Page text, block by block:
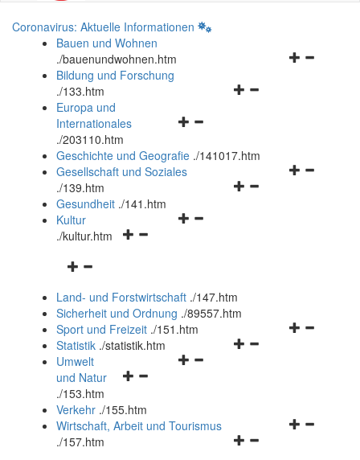
Coronavirus: Aktuelle Informationen
Bauen und Wohnen
./bauenundwohnen.htm
Navigationsmenü
Bildung und Forschung
./133.htm
Navigationsmenü
und
schließen
Europa und
Internationales
./203110.htm
Geschichte und Geografie ./141017.htm
Navigationsmenü
Gesellschaft und Soziales
./139.htm
Navigationsmenü
Gesundheit ./141.htm
Navigationsmenü
Kultur
./kultur.htm
Navigationsmenü
und
schließen
Land- und Forstwirtschaft ./147.htm
Sicherheit und Ordnung ./89557.htm
Navigationsmenü
Sport und Freizeit ./151.htm
Navigationsmenü
Statistik ./statistik.htm
Navigationsmenü
und
schließen
Umwelt
und Natur
./153.htm
Verkehr ./155.htm
Navigationsmenü
Wirtschaft, Arbeit und Tourismus
./157.htm